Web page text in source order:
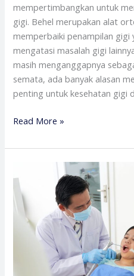
mempertimbangkan untuk
gigi. Behel merupakan alat
memperbaiki penampilan gigi
mengatasi masalah gigi
masih menganggapnya
semata, ada banyak alasan
penting untuk kesehatan gigi
Read More »
Pasang
Gigi
Klinik
Pentingnya